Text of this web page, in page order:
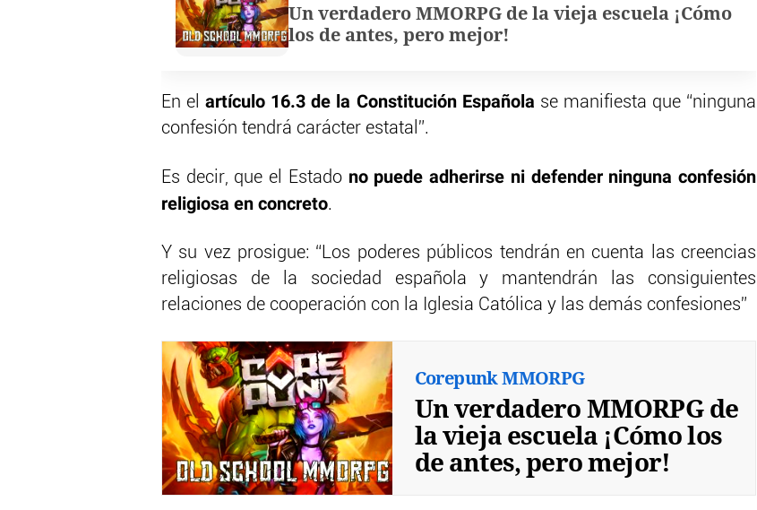
Un verdadero MMORPG de la vieja escuela ¡Cómo
los de antes, pero mejor!
En elartículo 16.3 de la Constitución Española se manifiesta que “ninguna
confesión tendrá carácter estatal”.
Es decir, que el Estado no puede adherirse ni defender ninguna confesión
religiosa en concreto.
Y su vez prosigue: “Los poderes públicos tendrán en cuenta las creencias
religiosas de la sociedad española y mantendrán las consiguientes
relaciones de cooperación con la Iglesia Católica y las demás confesiones”
Corepunk MMORPG
Un verdadero MMORPG de
la vieja escuela ¡Cómo los
de antes, pero mejor!